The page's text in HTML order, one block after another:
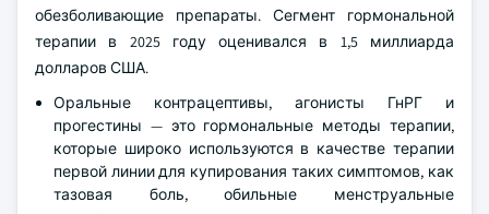
обезболивающие препараты. Сегмент гормональной
терапии в 2025 году оценивался в 1,5 миллиарда
долларов США.
Оральные контрацептивы, агонисты ГнРГ и
прогестины — это гормональные методы терапии,
которые широко используются в качестве терапии
первой линии для купирования таких симптомов, как
тазовая боль, обильные менструальные